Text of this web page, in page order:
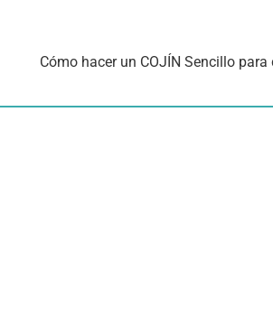
Cómo hacer un COJÍN Sencillo